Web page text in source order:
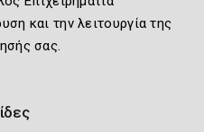
και την λειτουργία της
σας.